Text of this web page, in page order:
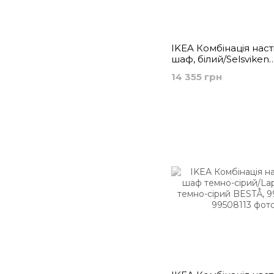
IKEA Комбінація
шаф, білий/Selsviken
глянцевий/білий
994.124.84
14 355 грн